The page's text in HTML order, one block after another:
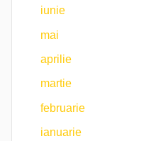
iunie
mai
aprilie
martie
februarie
ianuarie